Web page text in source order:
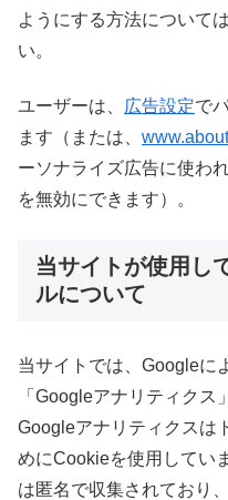
ようにする方法については
い。
ユーザーは、 広告設定で
ます（または、
ーソナライズ広告に使わ
を無効にできます）。
当サイトが使用し
ルについて
当サイトでは、Googleに
「Googleアナリティク
Googleアナリティクスは
めにCookieを使用してい
は匿名で収集されており